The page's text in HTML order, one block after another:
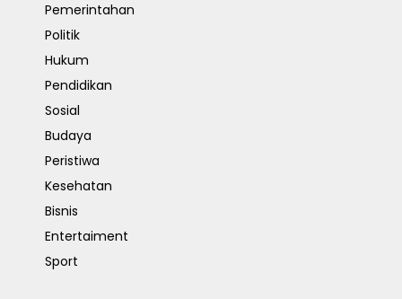
Pemerintahan
Politik
Hukum
Pendidikan
Sosial
Budaya
Peristiwa
Kesehatan
Bisnis
Entertaiment
Sport